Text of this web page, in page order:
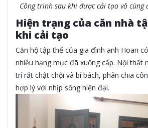
Công trình sau khi được cải tạo vô cùng
Hiện trạng của căn nhà
khi cải tạo
Căn hộ tập thể của gia đình anh Hoan
nhiều hạng mục đã xuống cấp. Nội thất
trí rất chật chội và bí bách, phân chia
hợp lý với nhịp sống hiện đại.